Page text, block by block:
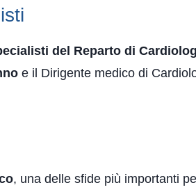
del Reparto di
e il Dirigente medico di
, una delle sfide più importanti